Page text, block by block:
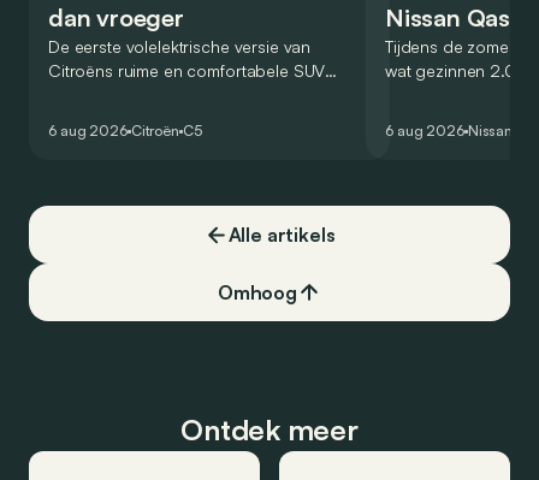
dan vroeger
De eerste volelektrische versie van
Citroëns ruime en comfortabele SUV
dat ook gelukt?
6 aug 2026 Citroën C5
Nissan
Tijdens de
wat gezinnen
één tankstation of
6 aug 2026 Nissan
Alle artikels
Omhoog
Ontdek meer